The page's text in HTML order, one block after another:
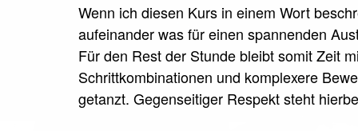
Wenn ich diesen Kurs in einem Wort
aufeinander was für einen spannenden
Für den Rest der Stunde bleibt somit Zeit
Schrittkombinationen und komplexere
getanzt. Gegenseitiger Respekt steht